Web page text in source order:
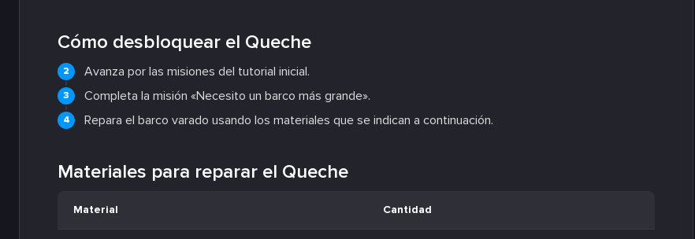
Cómo desbloquear el Queche
Avanza por las misiones del tutorial inicial.
Completa la misión «Necesito un barco más grande».
Repara el barco varado usando los materiales que se indican a continuación.
Materiales para reparar el Queche
Material Cantidad